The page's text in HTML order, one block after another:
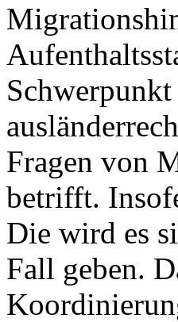
Fragen von
betrifft.
Die wird es
Fall geben.